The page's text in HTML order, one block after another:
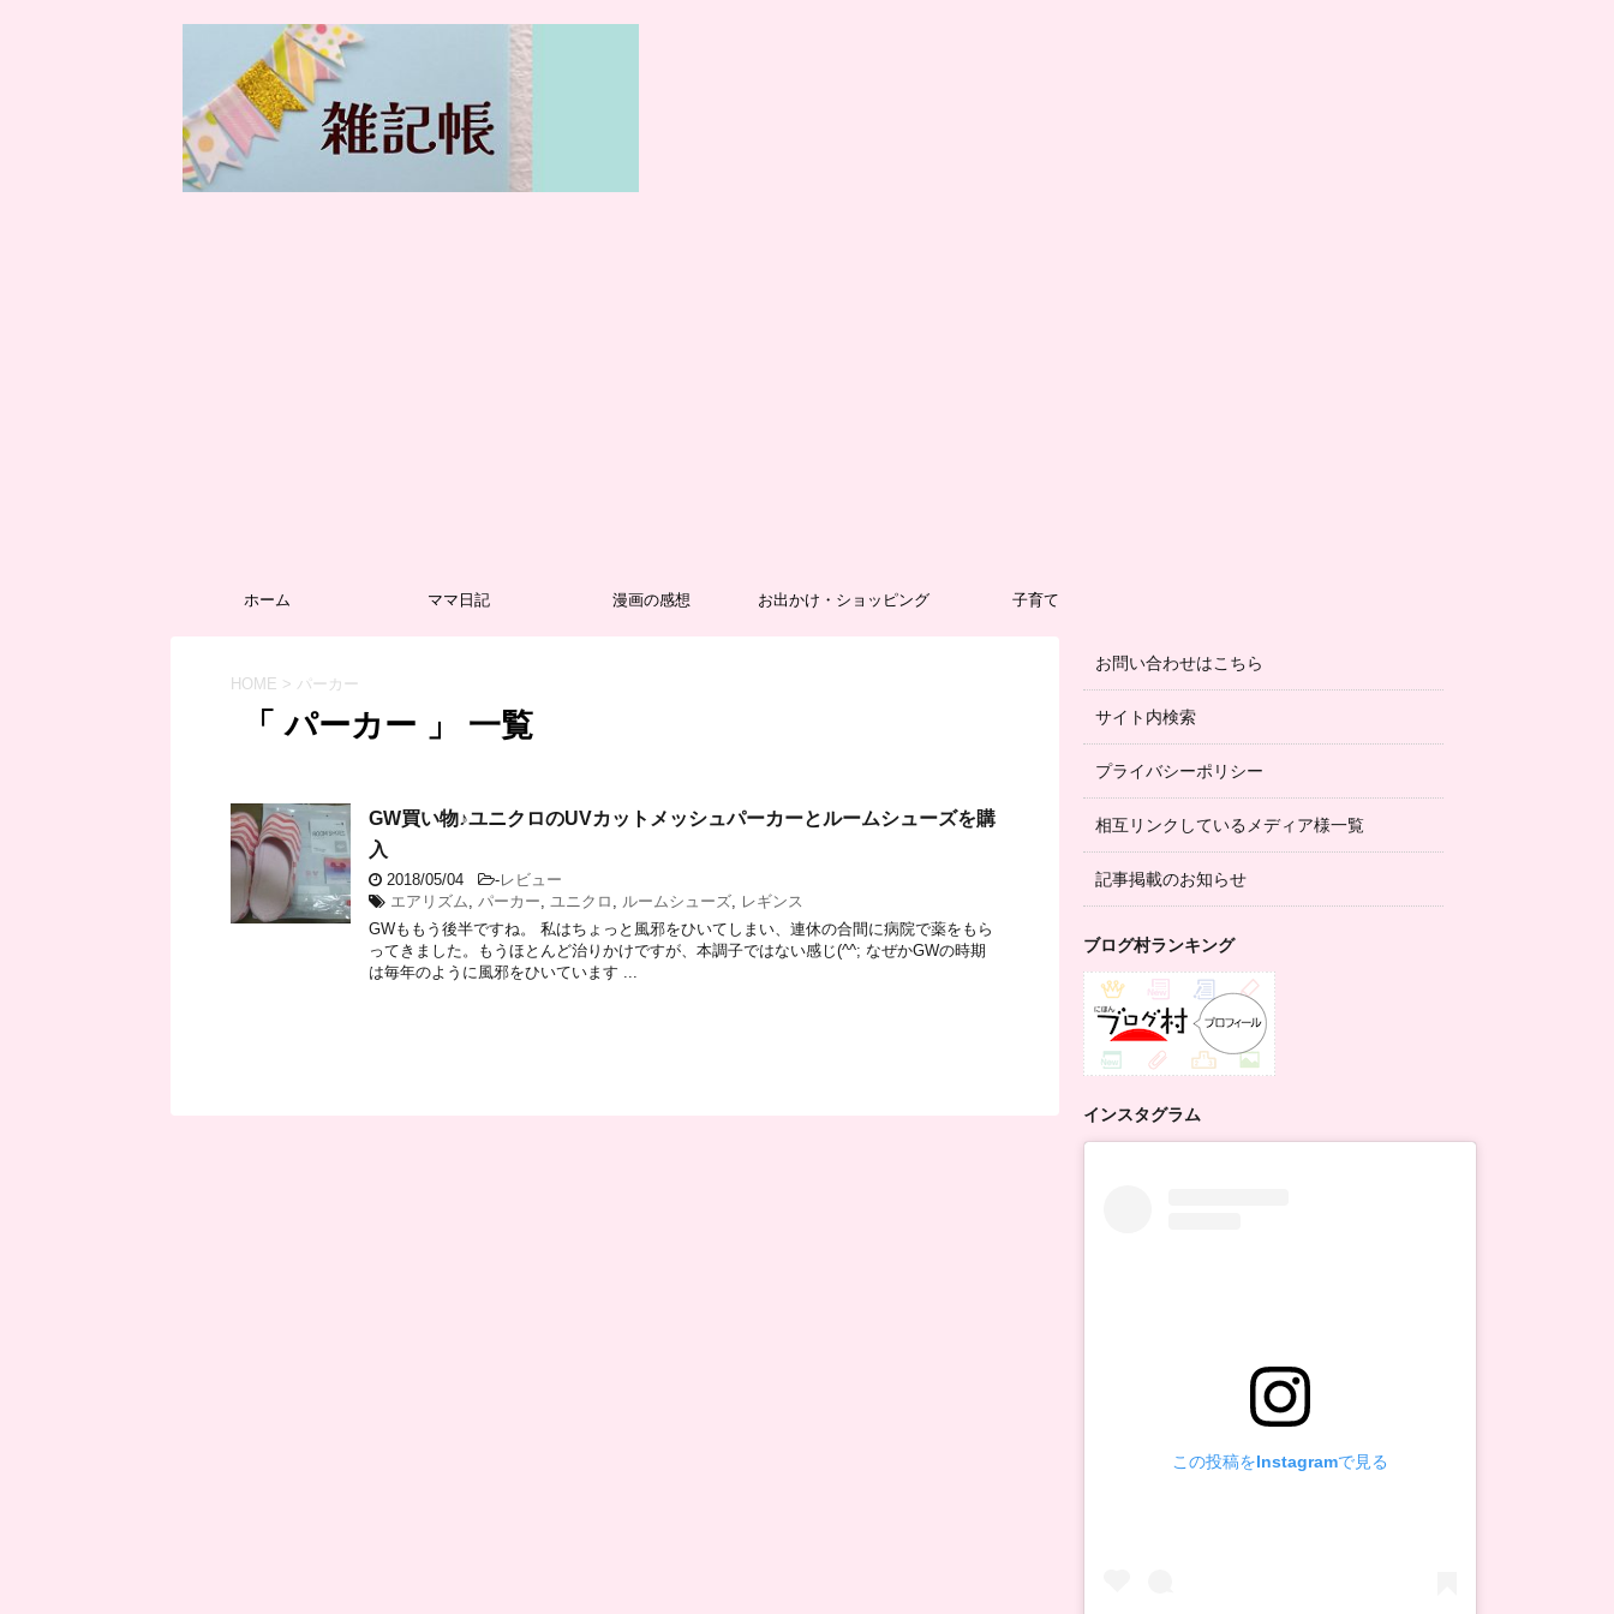
ホーム ママ日記 漫画の感想 お出かけ・ショッピング 子育て
HOME > パーカー
「 パーカー 」 一覧
GW買い物♪ユニクロのUVカットメッシュパーカーとルームシューズを購
入
2018/05/04 -レビュー
エアリズム
パーカー ユニクロ ルームシューズ
レギンス
GWももう後半ですね。 私はちょっと風邪をひいてしまい、連休の合間に病院で薬をもら
ってきました。もうほとんど治りかけですが、本調子ではない感じ(^^; なぜかGWの時期
は毎年のように風邪をひいています ...
お問い合わせはこちら
サイト内検索
プライバシーポリシー
相互リンクしているメディア様一覧
記事掲載のお知らせ
ブログ村ランキング
インスタグラム
この投稿をInstagramで見る